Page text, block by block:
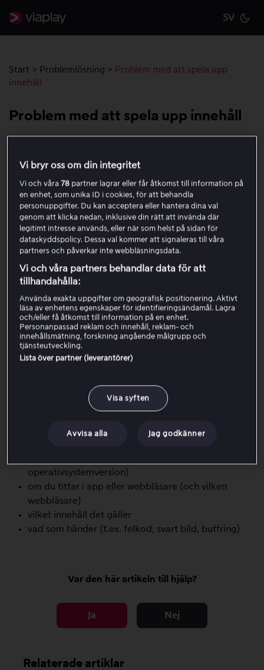
SV
Start > Problemlösning > Problem med att spela upp
innehåll
Problem med att spela upp innehåll
avbryts när du tittar i Viaplay.
1. Kontrollera internetanslutningen
2. Kontrollera att din enhet stöds
3. Starta om enheten
4. Kontrollera att allt är uppdaterat
5. Prova en annan enhet eller
webbläsare
operativsystemversion)
om du tittar i app eller webbläsare (och vilken
webbläsare)
vilket innehåll det gäller
vad som händer (t.ex. felkod, svart bild, buffring)
Var den här artikeln till hjälp?
Ja Nej
Relaterade artiklar
Vi bryr oss om din integritet
Vi och våra78 partner lagrar eller får åtkomst till information på
en enhet, som unika ID i cookies, för att behandla
personuppgifter. Du kan acceptera eller hantera dina val
genom att klicka nedan, inklusive din rätt att invända där
legitimt intresse används, eller när som helst på sidan för
dataskyddspolicy. Dessa val kommer att signaleras till våra
partners och påverkar inte webbläsningsdata.
Vi och våra partners behandlar data för att
tillhandahålla:
Använda exakta uppgifter om geografisk positionering. Aktivt
läsa av enhetens egenskaper för identifieringsändamål. Lagra
och/eller få åtkomst till information på en enhet.
Personanpassad reklam och innehåll, reklam- och
innehållsmätning, forskning angående målgrupp och
tjänsteutveckling.
Lista över partner (leverantörer)
Visa syften
Avvisa alla Jag godkänner